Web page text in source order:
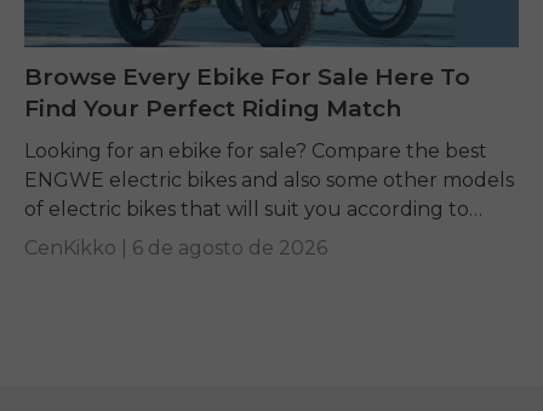
Browse Every Ebike For Sale Here To
Find Your Perfect Riding Match
Looking for an ebike for sale? Compare the best
ENGWE electric bikes and also some other models
of electric bikes that will suit you according to
your requirements.
CenKikko | 6 de agosto de 2026